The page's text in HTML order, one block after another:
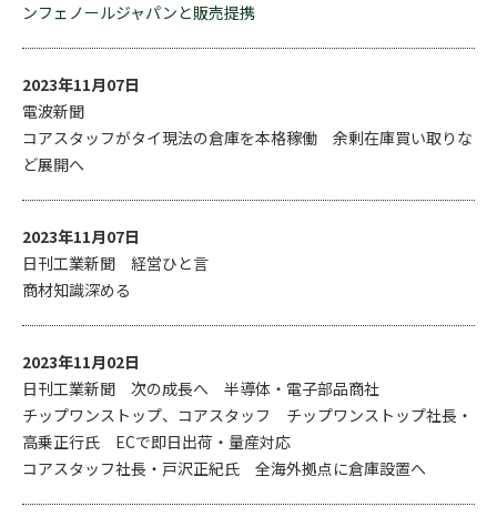
ンフェノールジャパンと販売提携
2023年11月07日
電波新聞
コアスタッフがタイ現法の倉庫を本格稼働 余剰在庫買い取りな
ど展開へ
2023年11月07日
日刊工業新聞 経営ひと言
商材知識深める
2023年11月02日
日刊工業新聞 次の成長へ 半導体・電子部品商社
チップワンストップ、コアスタッフ チップワンストップ社長・
高乗正行氏 ECで即日出荷・量産対応
コアスタッフ社長・戸沢正紀氏 全海外拠点に倉庫設置へ